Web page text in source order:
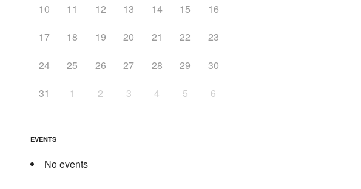
10 11 12 13 14 15 16
17 18 19 20 21 22 23
24 25 26 27 28 29 30
31 1 2 3 4 5 6
EVENTS
No events